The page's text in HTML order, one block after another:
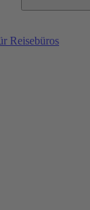
Reisebüros